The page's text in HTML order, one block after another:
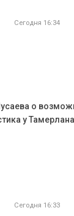
Сегодня 16:34
о
у
Сегодня 16:33